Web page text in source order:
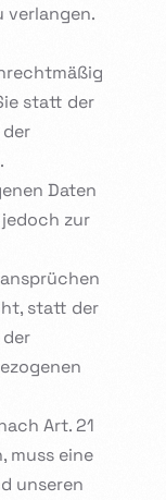
verlangen.
statt der
Daten
zur
statt der
Art. 21
muss eine
unseren